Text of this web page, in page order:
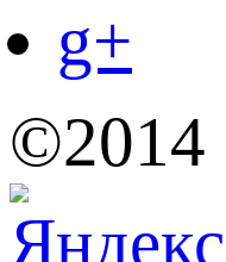
g+
©2014